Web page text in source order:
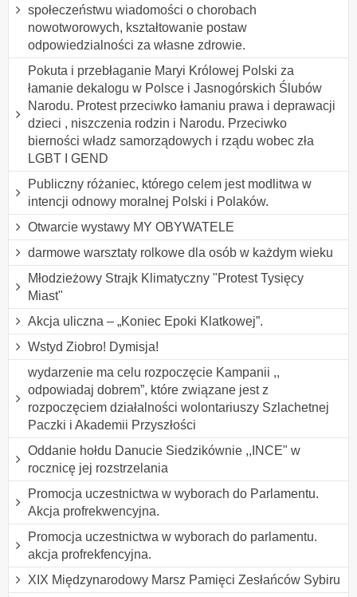
społeczeństwu wiadomości o chorobach
nowotworowych, kształtowanie postaw
odpowiedzialności za własne zdrowie.
Pokuta i przebłaganie Maryi Królowej Polski za
łamanie dekalogu w Polsce i Jasnogórskich Ślubów
Narodu. Protest przeciwko łamaniu prawa i deprawacji
dzieci , niszczenia rodzin i Narodu. Przeciwko
bierności władz samorządowych i rządu wobec zła
LGBT I GEND
Publiczny różaniec, którego celem jest modlitwa w
intencji odnowy moralnej Polski i Polaków.
Otwarcie wystawy MY OBYWATELE
darmowe warsztaty rolkowe dla osób w każdym wieku
Młodzieżowy Strajk Klimatyczny "Protest Tysięcy
Miast"
Akcja uliczna – „Koniec Epoki Klatkowej”.
Wstyd Ziobro! Dymisja!
wydarzenie ma celu rozpoczęcie Kampanii ,,
odpowiadaj dobrem”, które związane jest z
rozpoczęciem działalności wolontariuszy Szlachetnej
Paczki i Akademii Przyszłości
Oddanie hołdu Danucie Siedzikównie ,,INCE" w
rocznicę jej rozstrzelania
Promocja uczestnictwa w wyborach do Parlamentu.
Akcja profrekwencyjna.
Promocja uczestnictwa w wyborach do parlamentu.
akcja profrekfencyjna.
XIX Międzynarodowy Marsz Pamięci Zesłańców Sybiru